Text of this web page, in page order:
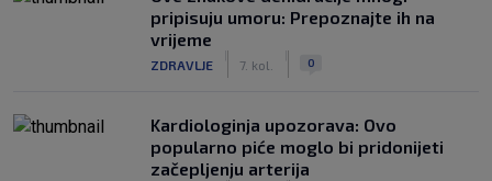
pripisuju umoru: Prepoznajte ih na
vrijeme
ZDRAVLJE 7. kol. 0
Kardiologinja upozorava: Ovo
popularno piće moglo bi pridonijeti
začepljenju arterija